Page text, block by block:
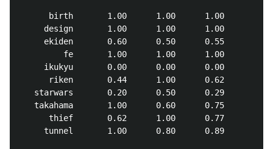
      birth       1.00      1.00      1.00         5
     design       1.00      1.00      1.00         4
     ekiden       0.60      0.50      0.55         6
         fe       1.00      1.00      1.00         5
     ikukyu       0.00      0.00      0.00         7
      riken       0.44      1.00      0.62         4
   starwars       0.20      0.50      0.29         2
   takahama       1.00      0.60      0.75         5
      thief       0.62      1.00      0.77         5
     tunnel       1.00      0.80      0.89         5